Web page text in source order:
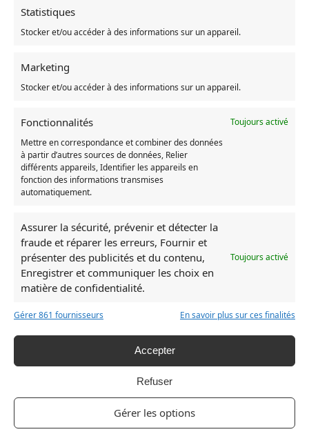
Statistiques
Stocker et/ou accéder à des informations sur un appareil.
Marketing
Stocker et/ou accéder à des informations sur un appareil.
Fonctionnalités
Toujours activé
Mettre en correspondance et combiner des données
à partir d’autres sources de données, Relier
différents appareils, Identifier les appareils en
fonction des informations transmises
automatiquement.
Assurer la sécurité, prévenir et détecter la
fraude et réparer les erreurs, Fournir et
présenter des publicités et du contenu,
Enregistrer et communiquer les choix en
matière de confidentialité.
Toujours activé
Gérer 861 fournisseurs En savoir plus sur ces finalités
Accepter
Refuser
Gérer les options
Plusieurs coloris disponibles
Nos vêtements peuvent être lavés à la machine
N’hésitez pas à consulter notre guide de tailles pour plus de
sweats Mon Voisin Totoroainsi que tous nosvêtements
figurines… Il y en a pour tous les goûts !
UGS : 7331385999618-sweat-a-bandes-totoro
Catégories : Mon voisin Totoro
Produits similaires
RUPTURE DE STOCK